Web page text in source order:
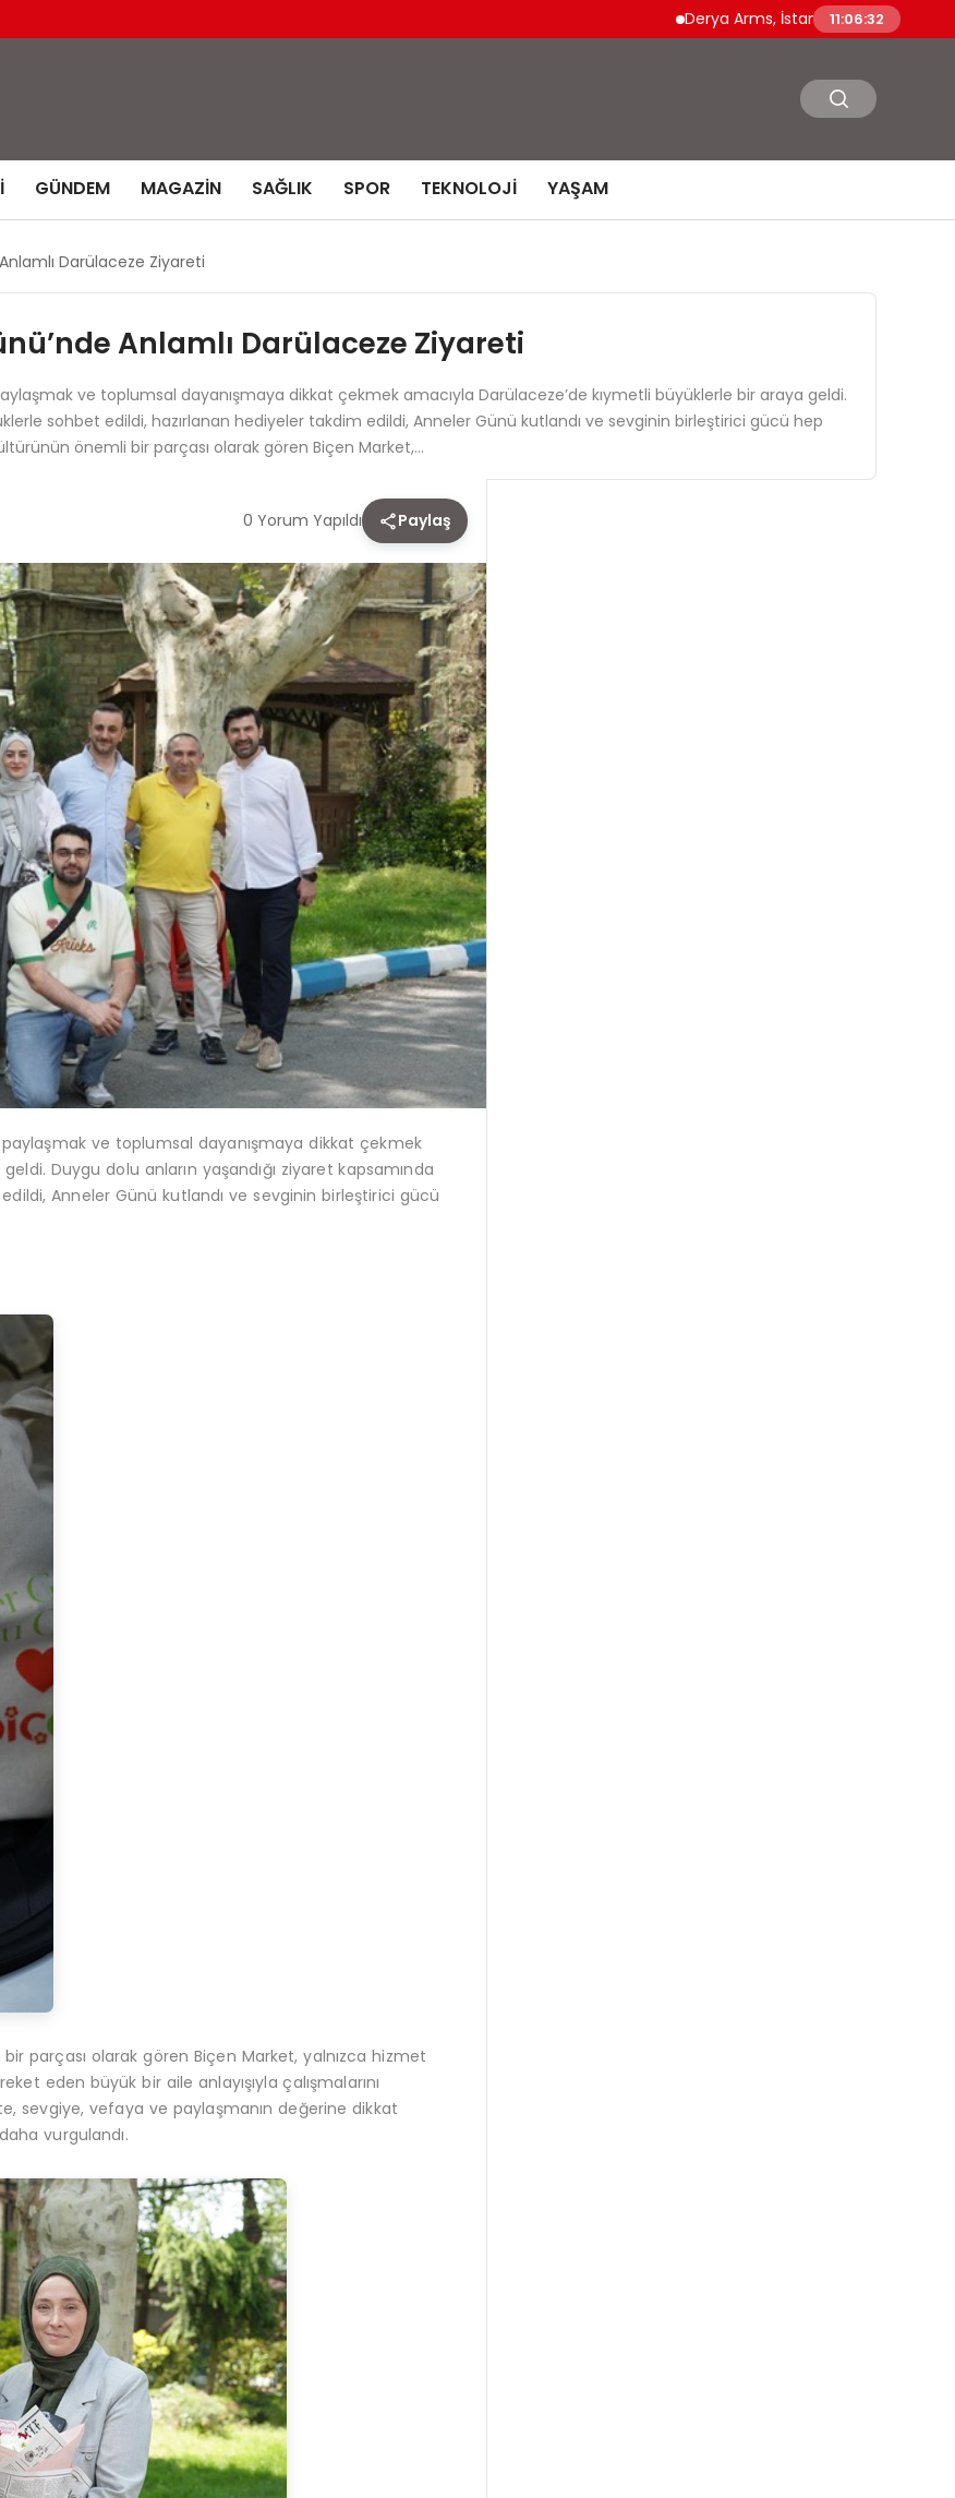
Derya Arms, İstanbul Prohunt 2026’da yeni
11:06:34
GÜNDEM MAGAZIN SAĞLIK SPOR TEKNOLOJI YAŞAM
Darülaceze Ziyareti
Anlamlı Darülaceze Ziyareti
ve toplumsal dayanışmaya dikkat çekmek amacıyla Darülaceze’de kıymetli büyüklerle bir araya geldi.
sohbet edildi, hazırlanan hediyeler takdim edildi, Anneler Günü kutlandı ve sevginin birleştirici gücü hep
önemli bir parçası olarak gören Biçen Market,…
0 Yorum Yapıldı Paylaş
ve toplumsal dayanışmaya dikkat çekmek
Duygu dolu anların yaşandığı ziyaret kapsamında
edildi,Anneler Günü kutlandı ve sevginin birleştirici gücü
parçası olarak gören Biçen Market, yalnızca hizmet
eden büyük bir aile anlayışıyla çalışmalarını
sevgiye, vefaya ve paylaşmanın değerine dikkat
vurgulandı.